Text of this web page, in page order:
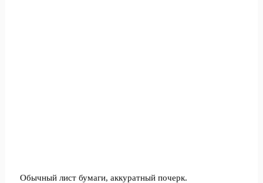
Обычный лист бумаги, аккуратный почерк.